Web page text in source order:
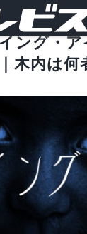
ング・
木内は何